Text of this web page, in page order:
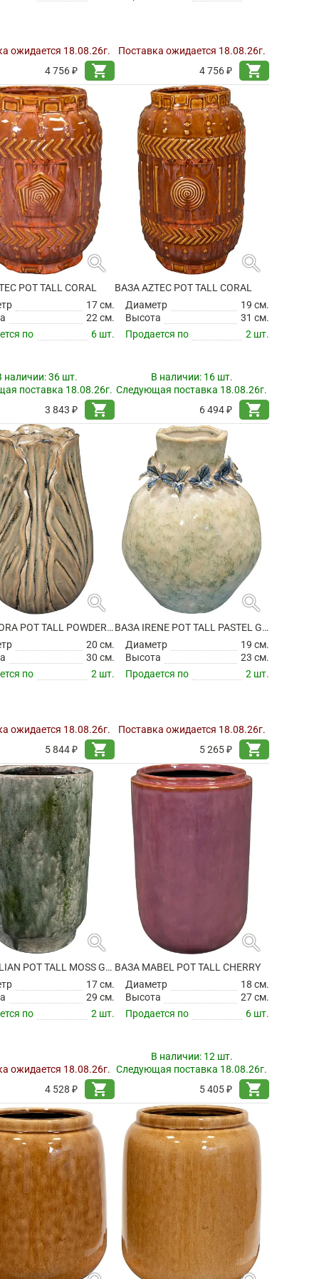
ожидается 18.08.26г.
4 756 ₽
shopping_cart
Поставка ожидается 18.08.26г.
4 756 ₽
shopping_cart
search
POT TALL CORAL
17 см.
22 см.
по
6 шт.
наличии:36 шт.
поставка 18.08.26г.
3 843 ₽
shopping_cart
search
ВАЗА AZTEC POT TALL CORAL
Диаметр
19 см.
Высота
31 см.
Продается по
2 шт.
В наличии: 16 шт.
Следующая поставка 18.08.26г.
6 494 ₽
shopping_cart
search
ВАЗА FLORA POT TALL POWDER TAUPE
20 см.
30 см.
по
2 шт.
ожидается 18.08.26г.
5 844 ₽
shopping_cart
search
ВАЗА IRENE POT TALL PASTEL GREEN
Диаметр
19 см.
Высота
23 см.
Продается по
2 шт.
Поставка ожидается 18.08.26г.
5 265 ₽
shopping_cart
search
ВАЗА JULIAN POT TALL MOSS GREEN
17 см.
29 см.
по
2 шт.
ожидается 18.08.26г.
4 528 ₽
shopping_cart
search
ВАЗА MABEL POT TALL CHERRY
Диаметр
18 см.
Высота
27 см.
Продается по
6 шт.
В наличии: 12 шт.
Следующая поставка 18.08.26г.
5 405 ₽
shopping_cart